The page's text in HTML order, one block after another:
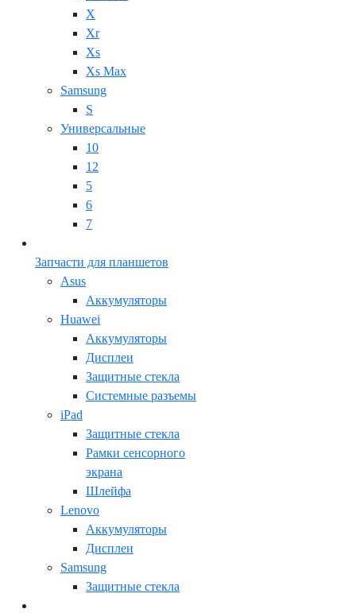
X
Xr
Xs
Xs Max
Samsung
S
Универсальные
10
12
5
6
7
Запчасти для планшетов
Asus
Аккумуляторы
Huawei
Аккумуляторы
Дисплеи
Защитные стекла
Системные разъемы
iPad
Защитные стекла
Рамки сенсорного
экрана
Шлейфа
Lenovo
Аккумуляторы
Дисплеи
Samsung
Защитные стекла